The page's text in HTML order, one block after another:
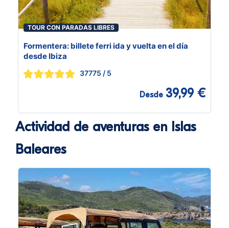
TOUR CON PARADAS LIBRES
Formentera: billete ferri ida y vuelta en el día
desde Ibiza
37775 / 5
Desde 39,99 €
Actividad de aventuras en Islas
Baleares